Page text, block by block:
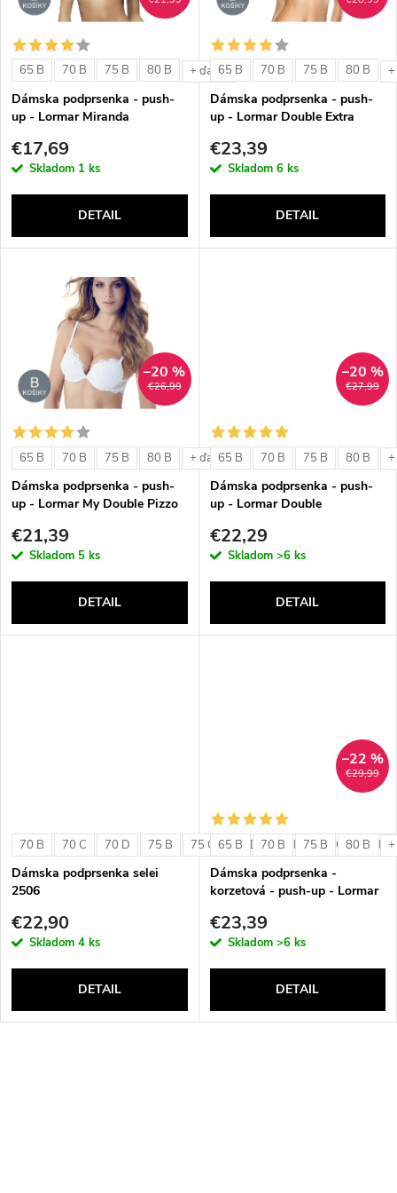
i
e
p
r
d
t
o
v
i
s
p
r
o
d
t
o
v
65 B 70 B 75 B 80 B + ďalšie
Dámska podprsenka - push-
up - Lormar Miranda
€17,69
Skladom 1 ks
DETAIL
65 B 70 B 75 B 80 B
Dámska podprsenka - push-
up - Lormar Double Extra
€23,39
Skladom 6 ks
DETAIL
€26,99
–20 %
65 B 70 B 75 B 80 B + ďalšie
Dámska podprsenka - push-
up - Lormar My Double Pizzo
€21,39
Skladom 5 ks
DETAIL
€27,99
–20 %
65 B 70 B 75 B 80 B
Dámska podprsenka - push-
up - Lormar Double
€22,29
Skladom >6 ks
DETAIL
70 B 70 C 70 D 75 B 75 C 75 D 80 B 80 C 80 D
Dámska podprsenka selei
2506
€22,90
Skladom 4 ks
DETAIL
€29,99
–22 %
65 B 70 B 75 B 80 B
Dámska podprsenka -
korzetová - push-up - Lormar
€23,39
Skladom >6 ks
DETAIL